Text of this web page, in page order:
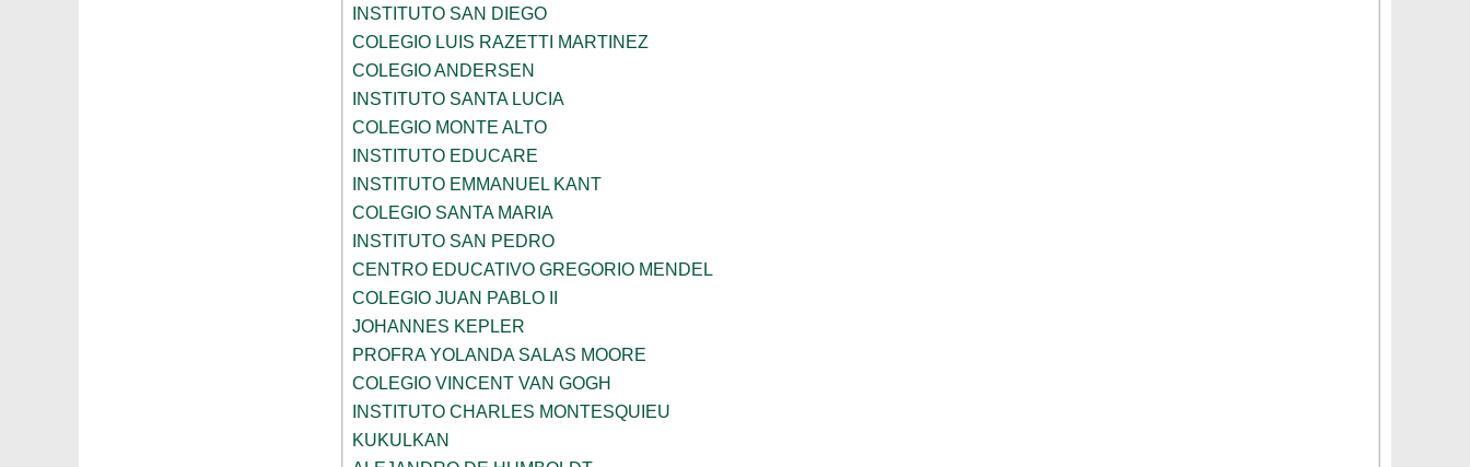
INSTITUTO SAN DIEGO
COLEGIO LUIS RAZETTI MARTINEZ
COLEGIO ANDERSEN
INSTITUTO SANTA LUCIA
COLEGIO MONTE ALTO
INSTITUTO EDUCARE
INSTITUTO EMMANUEL KANT
COLEGIO SANTA MARIA
INSTITUTO SAN PEDRO
CENTRO EDUCATIVO GREGORIO MENDEL
COLEGIO JUAN PABLO II
JOHANNES KEPLER
PROFRA YOLANDA SALAS MOORE
COLEGIO VINCENT VAN GOGH
INSTITUTO CHARLES MONTESQUIEU
KUKULKAN